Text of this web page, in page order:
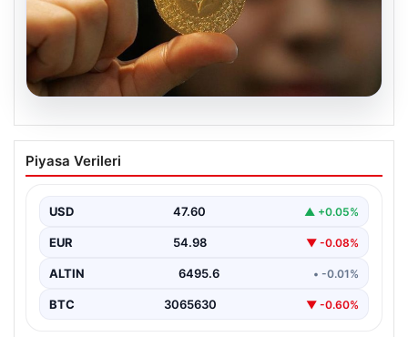
05.08.2026
Altın fiyatları canlı grafik 22 Mayıs: Altın
fiyatları ne oldu, düştü mü, çıktı mı?
fiyatları
Piyasa Verileri
USD 47.60 ▲ +0.05%
EUR 54.98 ▼ -0.08%
ALTIN 6495.6 • -0.01%
BTC 3065630 ▼ -0.60%